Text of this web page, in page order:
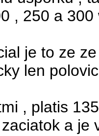
, 250 a 300
je to ze
len
, platis
a je